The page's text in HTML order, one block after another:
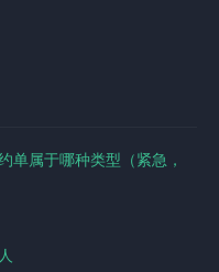
单属于哪种类型（紧急，